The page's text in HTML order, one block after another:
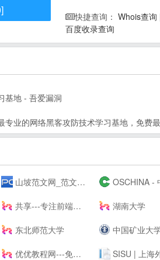
快捷查询： Whois查询
百度收录查询
基地 - 吾爱漏洞
专业的网络黑客攻防技术学习基地，免费
山坡范文网_范文_免费范文_工作总结 OSCHINA - 中文开源技术
共享---专注前端行业精选-分享最具有价值的内容-鹏仔先生的-- 湖南大学
东北师范大学 中国矿业大
优优教程网---免费自学软件就上优优网-PS,AI,C4D,AE,UI,Sketch,平面,海报等原创免费教程在线学习-UiiiUiii-- SISU | 上海外国